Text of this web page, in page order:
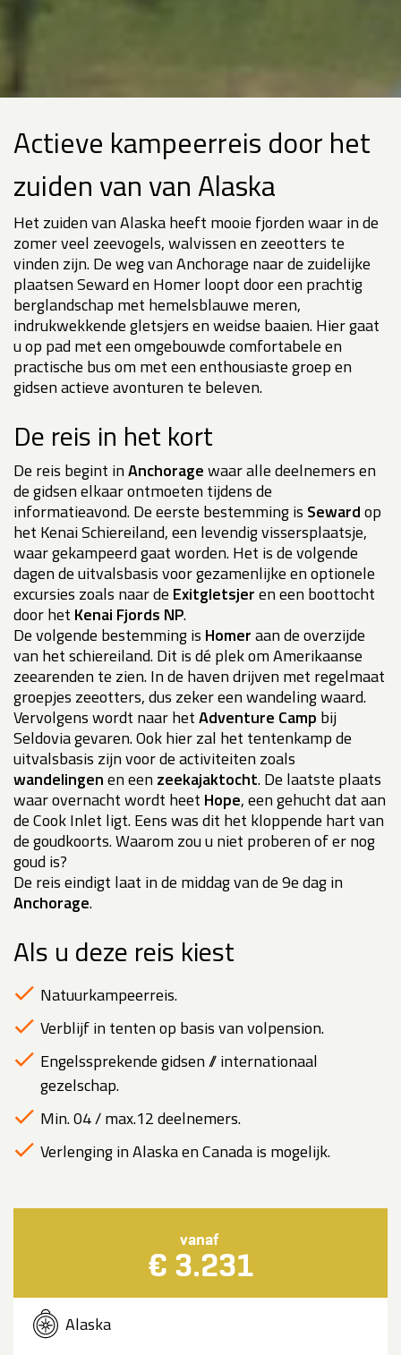
Actieve kampeerreis door het
zuiden van van Alaska
Het zuiden van Alaska heeft mooie fjorden waar in de
zomer veel zeevogels, walvissen en zeeotters te
vinden zijn. De weg van Anchorage naar de zuidelijke
plaatsen Seward en Homer loopt door een prachtig
berglandschap met hemelsblauwe meren,
indrukwekkende gletsjers en weidse baaien. Hier gaat
u op pad met een omgebouwde comfortabele en
practische bus om met een enthousiaste groep en
gidsen actieve avonturen te beleven.
De reis in het kort
De reis begint inAnchoragewaar alle deelnemers en
de gidsen elkaar ontmoeten tijdens de
informatieavond. De eerste bestemming is Sewardop
het Kenai Schiereiland, een levendig vissersplaatsje,
waar gekampeerd gaat worden. Het is de volgende
dagen de uitvalsbasis voor gezamenlijke en optionele
excursies zoals naar de Exitgletsjeren een boottocht
door het Kenai Fjords NP.
De volgende bestemming is Homeraan de overzijde
van het schiereiland. Dit is dé plek om Amerikaanse
zeearenden te zien. In de haven drijven met regelmaat
groepjes zeeotters, dus zeker een wandeling waard.
Vervolgens wordt naar hetAdventure Camp bij
Seldovia gevaren. Ook hier zal het tentenkamp de
uitvalsbasis zijn voor de activiteiten zoals
wandelingenen een zeekajaktocht. De laatste plaats
waar overnacht wordt heet Hope, een gehucht dat aan
de Cook Inlet ligt. Eens was dit het kloppende hart van
de goudkoorts. Waarom zou u niet proberen of er nog
goud is?
De reis eindigt laat in de middag van de 9e dag in
Anchorage.
Als u deze reis kiest
Natuurkampeerreis.
Verblijf in tenten op basis van volpension.
Engelssprekende gidsen // internationaal
gezelschap.
Min. 04 / max.12 deelnemers.
Verlenging in Alaska en Canada is mogelijk.
vanaf
€ 3.231
Alaska